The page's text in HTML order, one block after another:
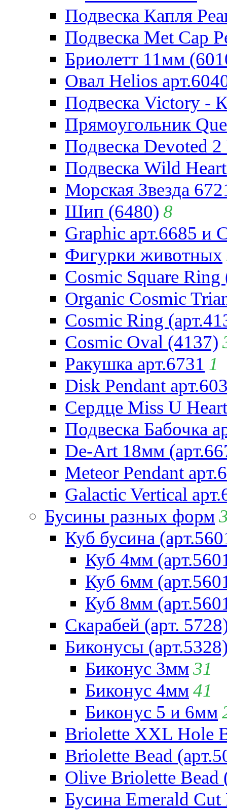
Подвеска Капля
Подвеска Met Cap
Бриолетт 11мм
Овал Helios
Подвеска Victory -
Прямоугольник
Подвеска Devoted
Подвеска Wild
Морская Звезда
Шип (6480) 8
Graphic арт.6685 и
Фигурки животных
Cosmic Square Ring
Organic Cosmic
Cosmic Ring
Cosmic Oval (4137)
Ракушка арт.6731 1
Disk Pendant
Сердце Miss U
Подвеска Бабочка
De-Art 18мм
Meteor Pendant
Galactic Vertical
Бусины разных форм
Куб бусина
Куб 4мм
Куб 6мм
Куб 8мм
Скарабей (арт.
Биконусы
Биконус 3мм31
Биконус 4мм41
Биконус 5 и 6мм
Briolette XXL Hole
Briolette Bead
Olive Briolette Bead
Бусина Emerald Cut